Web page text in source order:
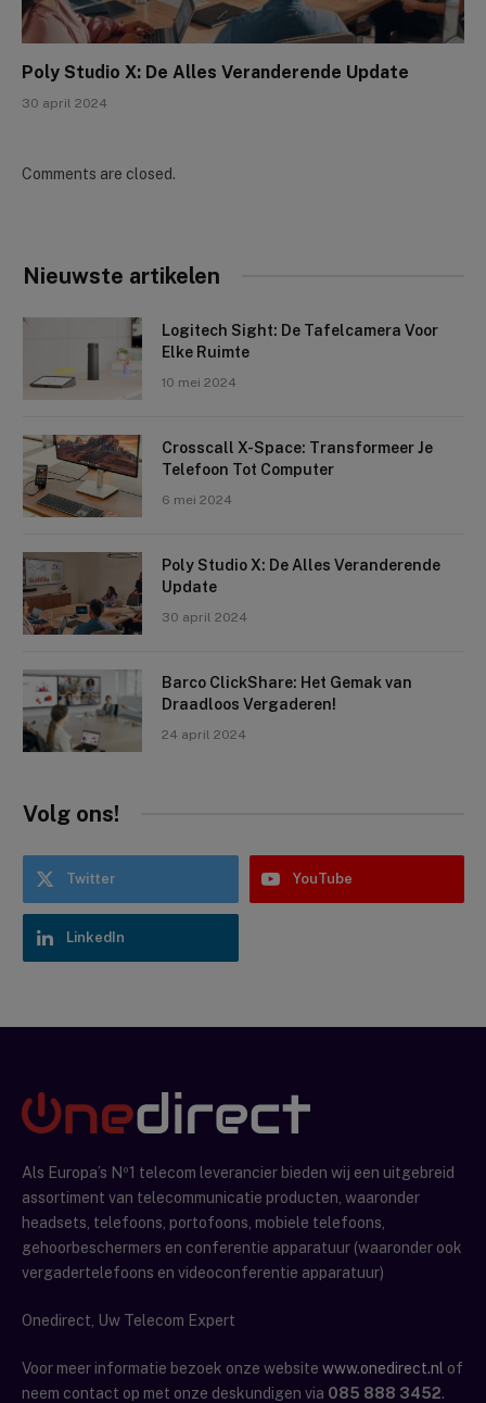
Poly Studio X: De Alles Veranderende Update
30 april 2024
Comments are closed.
Nieuwste artikelen
Logitech Sight: De Tafelcamera Voor
Elke Ruimte
10 mei 2024
Crosscall X-Space: Transformeer Je
Telefoon Tot Computer
6 mei 2024
Poly Studio X: De Alles Veranderende
Update
30 april 2024
Barco ClickShare: Het Gemak van
Draadloos Vergaderen!
24 april 2024
Volg ons!
Twitter YouTube
LinkedIn
Als Europa’s Nº1 telecom leverancier bieden wij een uitgebreid
assortiment van telecommunicatie producten, waaronder
headsets, telefoons, portofoons, mobiele telefoons,
gehoorbeschermers en conferentie apparatuur (waaronder ook
vergadertelefoons en videoconferentie apparatuur)
Onedirect, Uw Telecom Expert
Voor meer informatie bezoek onze website www.onedirect.nl of
neem contact op met onze deskundigen via 085 888 3452.